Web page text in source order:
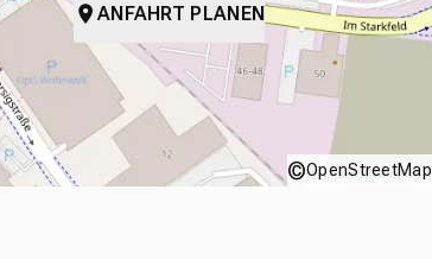
ANFAHRT PLANEN
©OpenStreetMap